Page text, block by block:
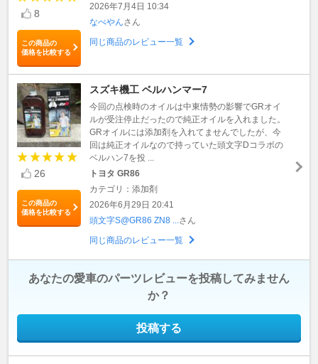
8
この商品の
価格を比較する
2026年7月4日 10:34
なべやんさん
同じ商品のレビュー一覧
26
この商品の
価格を比較する
スズキ機工 ベルハンマー7
今回の点検時のオイルは中東情勢の影響でGRオイ
ルが受注停止だったので純正オイルを入れました。
GRオイルには添加剤を入れてませんでしたが、今
回は純正オイルなので持っていた頭文字Dコラボの
ベルハン7を投 ...
トヨタ GR86
カテゴリ：添加剤
2026年6月29日 20:41
頭文字S@GR86 ZN8 ... さん
同じ商品のレビュー一覧
あなたの愛車のパーツレビューを投稿してみません
か？
投稿する